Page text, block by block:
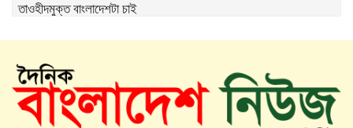
তাওহীদমুক্ত বাংলাদেশটা চাই
মতি ভাইকে মনে পড়ে: একজন মানুষের অকুণ্ঠ সমর্থন
আজও প্রেরণা